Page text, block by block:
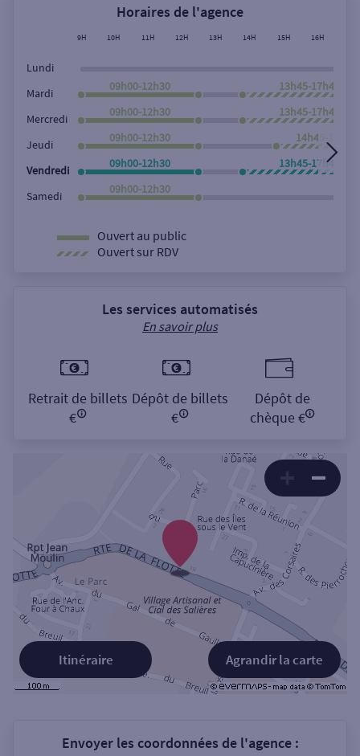
Rechercher
Horaires de l'agence
9H 10H 11H 12H 13H 14H 15H 16H
Lundi
Mardi
09h00-12h30 13h45-17h45
Mercredi
09h00-12h30 13h45-17h45
Jeudi
09h00-12h30 14h45-17h45
Vendredi
09h00-12h30 13h45-17h45
Samedi
09h00-12h30
Ouvert au public
Ouvert sur RDV
Les services automatisés
En savoir plus
Retrait de billets
€
Dépôt de billets
€
Dépôt de
chèque €
Agrandir la carte
Itinéraire
Envoyer les coordonnées de l'agence :